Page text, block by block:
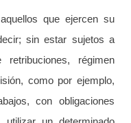
que ejercen su
sin estar sujetos a
régimen
como por ejemplo,
con obligaciones